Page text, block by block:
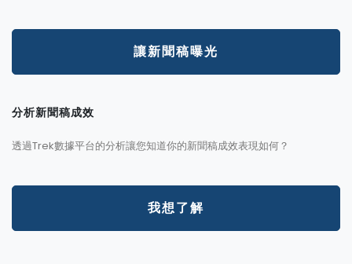
讓新聞稿曝光
分析新聞稿成效
透過Trek數據平台的分析讓您知道你的新聞稿成效表現如何？
我想了解